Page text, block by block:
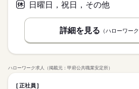
日曜日，祝日，その他
詳細を見る （ハローワー
ハローワーク求人（掲載元：甲府公共職業安定所）
正社員